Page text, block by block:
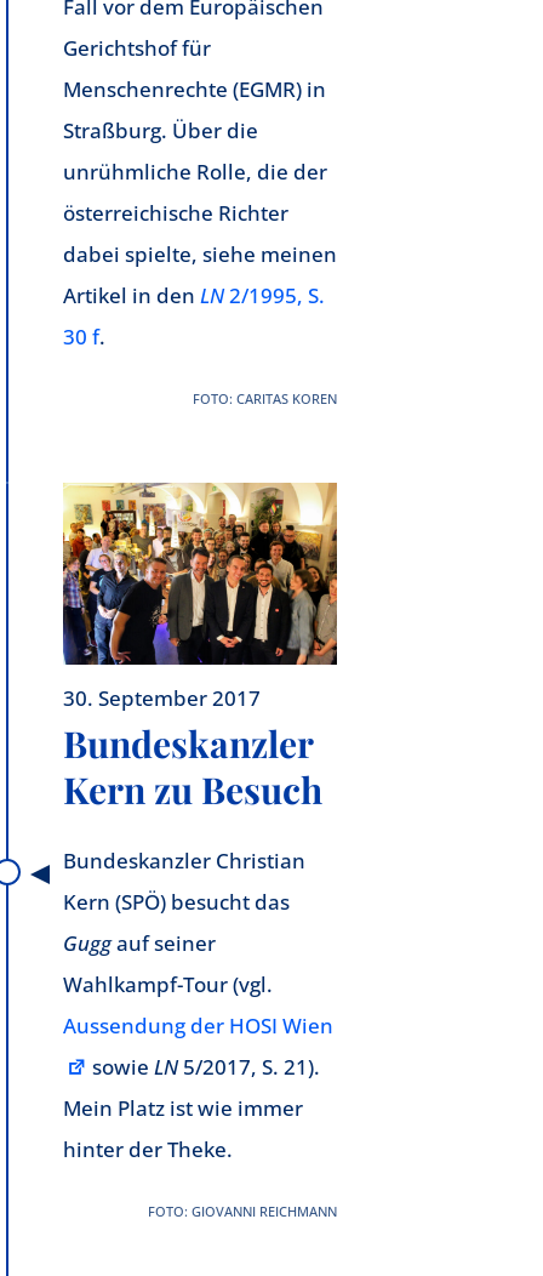
Fall vor dem Europäischen
Gerichtshof für
Menschenrechte (EGMR) in
Straßburg. Über die
unrühmliche Rolle, die der
österreichische Richter
dabei spielte, siehe meinen
Artikel in den LN2/1995, S.
30 f.
FOTO: CARITAS KOREN
30. September 2017
Bundeskanzler
Kern zu Besuch
Bundeskanzler Christian
Kern (SPÖ) besucht das
Guggauf seiner
Wahlkampf-Tour (vgl.
Aussendung der HOSI Wien
sowie LN5/2017, S. 21).
Mein Platz ist wie immer
hinter der Theke.
FOTO: GIOVANNI REICHMANN